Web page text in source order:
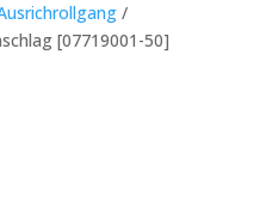
/
[07719001-50]